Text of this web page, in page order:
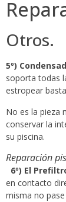
Otros.
5º)
soporta todas
estropear
No es la pieza
conservar la
su piscina.
Reparación
6º) El
en contacto
misma no